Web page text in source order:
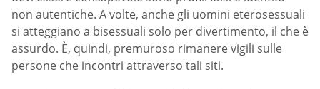
non autentiche. A volte, anche gli uomini eterosessuali
si atteggiano a bisessuali solo per divertimento, il che è
assurdo. È, quindi, premuroso rimanere vigili sulle
persone che incontri attraverso tali siti.